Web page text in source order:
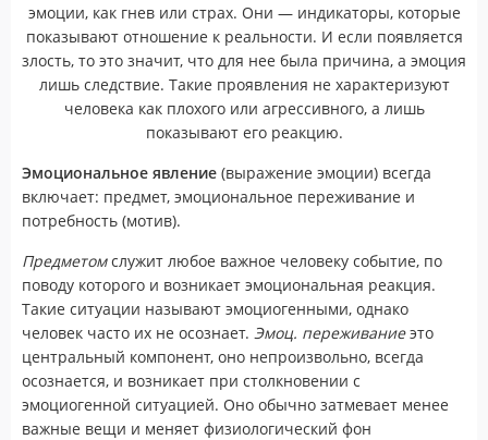
эмоции, как гнев или страх. Они — индикаторы, которые
показывают отношение к реальности. И если появляется
злость, то это значит, что для нее была причина, а эмоция
лишь следствие. Такие проявления не характеризуют
человека как плохого или агрессивного, а лишь
показывают его реакцию.
Эмоциональное явление (выражение эмоции) всегда
включает: предмет, эмоциональное переживание и
потребность (мотив).
Предметомслужит любое важное человеку событие, по
поводу которого и возникает эмоциональная реакция.
Такие ситуации называют эмоциогенными, однако
человек часто их не осознает. Эмоц. переживаниеэто
центральный компонент, оно непроизвольно, всегда
осознается, и возникает при столкновении с
эмоциогенной ситуацией. Оно обычно затмевает менее
важные вещи и меняет физиологический фон